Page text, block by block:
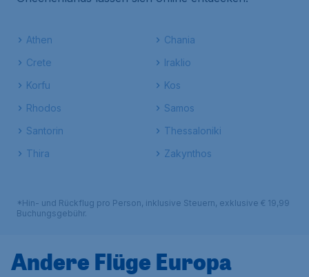
Athen
Chania
Crete
Iraklio
Korfu
Kos
Rhodos
Samos
Santorin
Thessaloniki
Thira
Zakynthos
*Hin- und Rückflug pro Person, inklusive Steuern, exklusive € 19,99
Buchungsgebühr.
Andere Flüge Europa